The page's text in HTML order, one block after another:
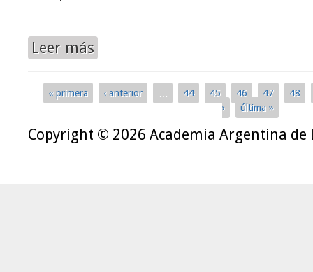
Leer más
Páginas
« primera ‹ anterior 44 45 46 47
48
›
última »
Copyright © 2026 Academia Argentina de